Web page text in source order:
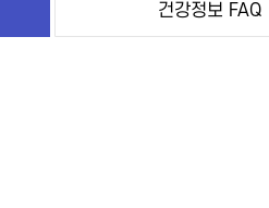
건강정보 FAQ